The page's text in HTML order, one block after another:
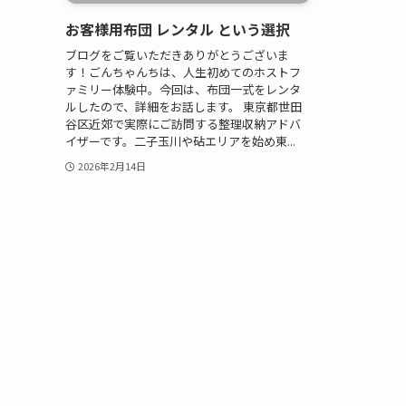
お客様用布団 レンタル という選択
ブログをご覧いただきありがとうございま
す！ごんちゃんちは、人生初めてのホストフ
ァミリー体験中。今回は、布団一式をレンタ
ルしたので、詳細をお話します。 東京都世田
谷区近郊で実際にご訪問する整理収納アドバ
イザーです。二子玉川や砧エリアを始め東...
2026年2月14日